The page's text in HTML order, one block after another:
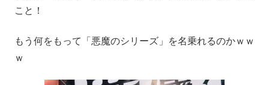
こと！
もう何をもって「悪魔のシリーズ」を名乗れるのかｗｗ
ｗ